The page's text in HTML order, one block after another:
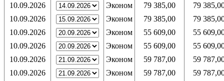
10.09.2026
Эконом 79 385,00
79
10.09.2026
Эконом 79 385,00
79
10.09.2026
Эконом 55 609,00
55
10.09.2026
Эконом 55 609,00
55
10.09.2026
Эконом 59 787,00
59
10.09.2026
Эконом 59 787,00
59